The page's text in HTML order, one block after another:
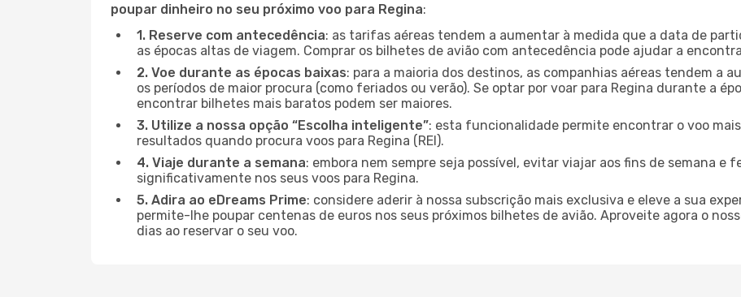
poupar dinheiro no seu próximo voo para Regina:
1. Reserve com antecedência: as tarifas aéreas tendem a aumentar à medida que a data de
as épocas altas de viagem. Comprar os bilhetes de avião com antecedência pode ajudar a
2. Voe durante as épocas baixas: para a maioria dos destinos, as companhias aéreas tendem a
os períodos de maior procura (como feriados ou verão). Se optar por voar para Regina durante a
encontrar bilhetes mais baratos podem ser maiores.
3. Utilize a nossa opção “Escolha inteligente”: esta funcionalidade permite encontrar o voo
resultados quando procura voos para Regina (REI).
4. Viaje durante a semana: embora nem sempre seja possível, evitar viajar aos fins de semana e
significativamente nos seus voos para Regina.
5. Adira ao eDreams Prime: considere aderir à nossa subscrição mais exclusiva e eleve a sua
permite-lhe poupar centenas de euros nos seus próximos bilhetes de avião. Aproveite agora o
dias ao reservar o seu voo.